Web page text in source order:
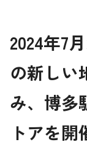
2024年7
の新しい
み、博多
トアを開